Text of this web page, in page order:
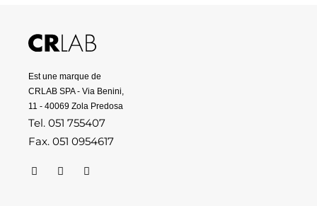
Est une marque de
CRLAB SPA - Via Benini,
11 - 40069 Zola Predosa
Tel. 051 755407
Fax. 051 0954617